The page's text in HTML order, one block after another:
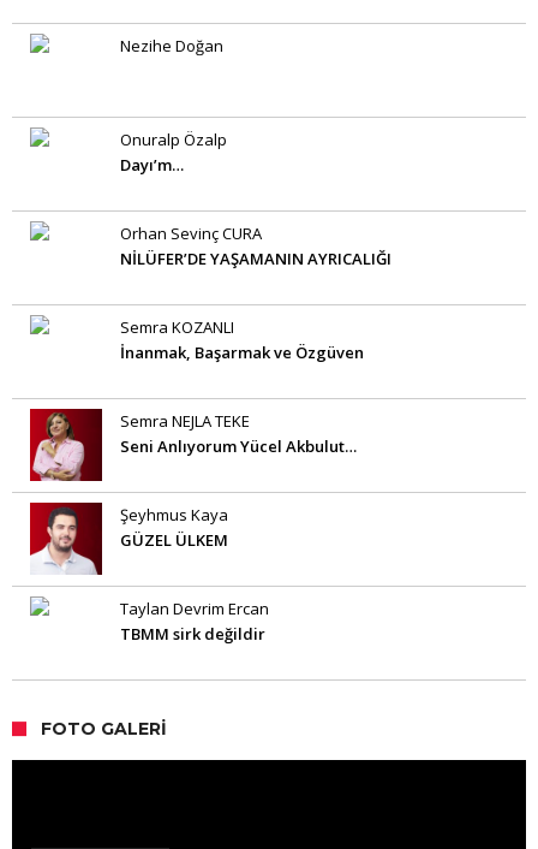
Nezihe Doğan
Onuralp Özalp
Dayı’m…
Orhan Sevinç CURA
NİLÜFER’DE YAŞAMANIN AYRICALIĞI
Semra KOZANLI
İnanmak, Başarmak ve Özgüven
Semra NEJLA TEKE
Seni Anlıyorum Yücel Akbulut…
Şeyhmus Kaya
GÜZEL ÜLKEM
Taylan Devrim Ercan
TBMM sirk değildir
FOTO GALERI